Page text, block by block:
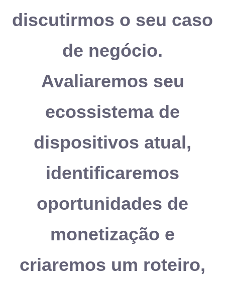
discutirmos o seu caso
de negócio.
Avaliaremos seu
ecossistema de
dispositivos atual,
identificaremos
oportunidades de
monetização e
criaremos um roteiro,